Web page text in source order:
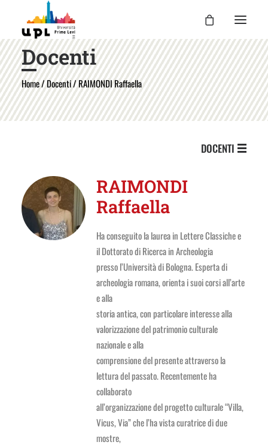
UPL
I CORSI
LE ATTIVITÀ
ENTRA
Home/Docenti/ RAIMONDI Raffaella
Docenti
DOCENTI
RAIMONDI
Raffaella
Ha conseguito la laurea in Lettere Classiche e
il Dottorato di Ricerca in Archeologia
presso l’Università di Bologna. Esperta di
archeologia romana, orienta i suoi corsi all’arte
e alla
storia antica, con particolare interesse alla
valorizzazione del patrimonio culturale
nazionale e alla
comprensione del presente attraverso la
lettura del passato. Recentemente ha
collaborato
all’organizzazione del progetto culturale “Villa,
Vicus, Via” che l’ha vista curatrice di due
mostre,